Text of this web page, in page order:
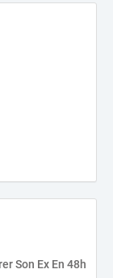
Son Ex En 48h